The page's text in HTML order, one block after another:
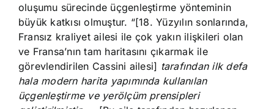
oluşumu sürecinde üçgenleştirme yönteminin
büyük katkısı olmuştur. “[18. Yüzyılın sonlarında,
Fransız kraliyet ailesi ile çok yakın ilişkileri olan
ve Fransa’nın tam haritasını çıkarmak ile
görevlendirilen Cassini ailesi] tarafından ilk defa
hala modern harita yapımında kullanılan
üçgenleştirme ve yerölçüm prensipleri